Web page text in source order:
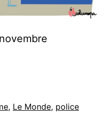
, Le Monde, police